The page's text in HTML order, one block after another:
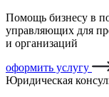
Помощь бизнесу в
управляющих для
и организаций
оформить услугу
Юридическая